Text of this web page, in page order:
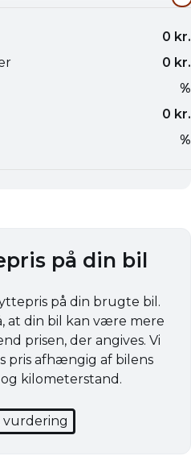
på din bil
på din brugte bil.
at din bil kan være mere
prisen, der angives. Vi
pris afhængig af bilens
kilometerstand.
vurdering